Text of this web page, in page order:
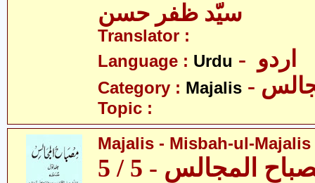
سیّد ظفر حسن
Translator :
Language : Urdu
Category : Majalis
Topic :
Majalis - Misbah-ul-Majalis
المجالس - 5 / 5